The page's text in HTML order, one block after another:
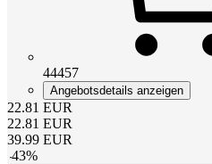
44457
Angebotsdetails anzeigen
22.81 EUR
22.81 EUR
39.99 EUR
-43%